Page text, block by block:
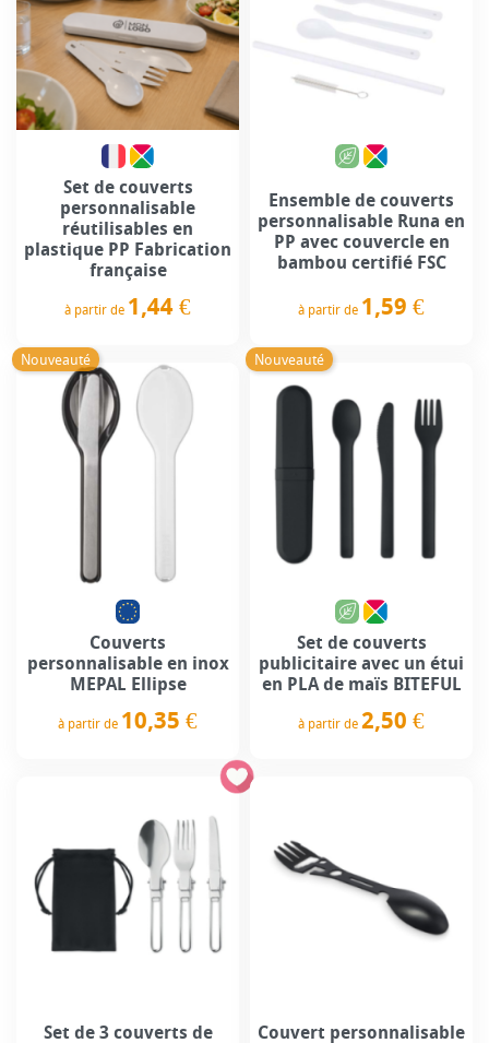
Set de couverts
personnalisable
réutilisables en
plastique PP Fabrication
française
à partir de 1,44 €
Ensemble de couverts
personnalisable Runa en
PP avec couvercle en
bambou certifié FSC
à partir de 1,59 €
Nouveauté
Couverts
personnalisable en inox
MEPAL Ellipse
à partir de 10,35 €
Nouveauté
Set de couverts
publicitaire avec un étui
en PLA de maïs BITEFUL
à partir de 2,50 €
Set de 3 couverts de
Couvert personnalisable